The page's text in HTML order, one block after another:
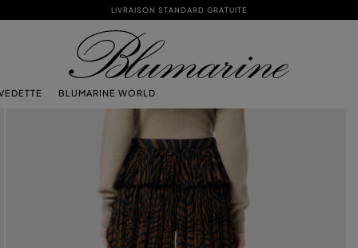
LIVRAISON STANDARD GRATUITE
BLUMARINE WORLD